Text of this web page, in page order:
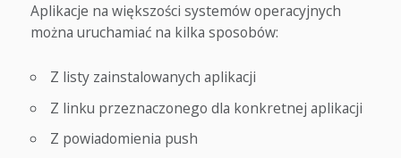
Aplikacje na większości systemów operacyjnych
można uruchamiać na kilka sposobów:
Z listy zainstalowanych aplikacji
Z linku przeznaczonego dla konkretnej aplikacji
Z powiadomienia push